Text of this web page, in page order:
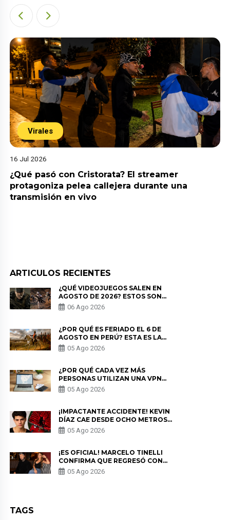
Virales
16 Jul 2026
¿Qué pasó con Cristorata? El streamer
protagoniza pelea callejera durante una
transmisión en vivo
ARTICULOS RECIENTES
¿QUÉ VIDEOJUEGOS SALEN EN
AGOSTO DE 2026? ESTOS SON
LOS ESTRENOS MÁS ESPERADOS
06 Ago 2026
¿POR QUÉ ES FERIADO EL 6 DE
AGOSTO EN PERÚ? ESTA ES LA
HISTORIA
05 Ago 2026
¿POR QUÉ CADA VEZ MÁS
PERSONAS UTILIZAN UNA VPN
PARA PROTEGER SU
PRIVACIDAD?
05 Ago 2026
¡IMPACTANTE ACCIDENTE! KEVIN
DÍAZ CAE DESDE OCHO METROS
EN “ESTO ES GUERRA” Y GENERA
PREOCUPACIÓN
05 Ago 2026
¡ES OFICIAL! MARCELO TINELLI
CONFIRMA QUE REGRESÓ CON
MILETT FIGUEROA: “EL AMOR
PUDO MÁS”
05 Ago 2026
TAGS